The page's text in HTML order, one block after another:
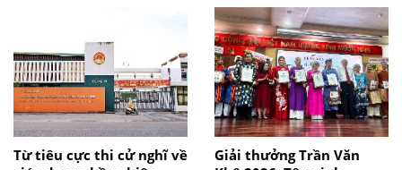
Từ tiêu cực thi cử nghĩ về
Giải thưởng Trần Văn